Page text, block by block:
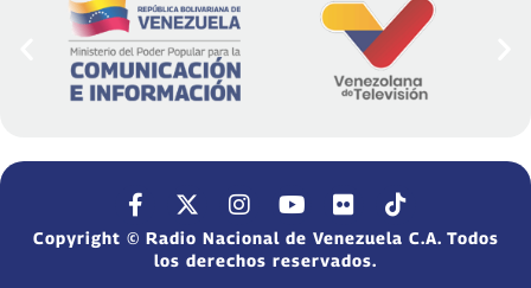
Copyright © Radio Nacional de Venezuela C.A. Todos
los derechos reservados.